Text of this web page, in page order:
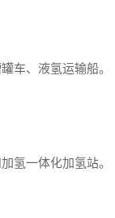
车、液氢运输船。
氢一体化加氢站。